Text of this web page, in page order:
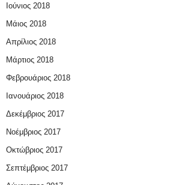
Ιούνιος 2018
Μάιος 2018
Απρίλιος 2018
Μάρτιος 2018
Φεβρουάριος 2018
Ιανουάριος 2018
Δεκέμβριος 2017
Νοέμβριος 2017
Οκτώβριος 2017
Σεπτέμβριος 2017